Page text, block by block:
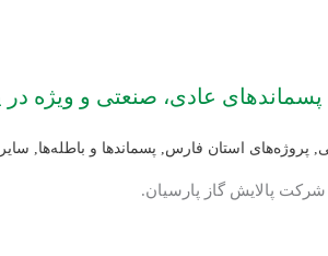
عادی، صنعتی و ویژه در
, پروژه‌های استان فارس, پسماندها و باطله‌ها,
پالایش گاز پارسیان.